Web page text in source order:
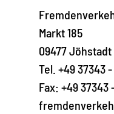
Markt 185
09477 Jöhstadt
Tel. +49 37343 -
Fax: +49 37343